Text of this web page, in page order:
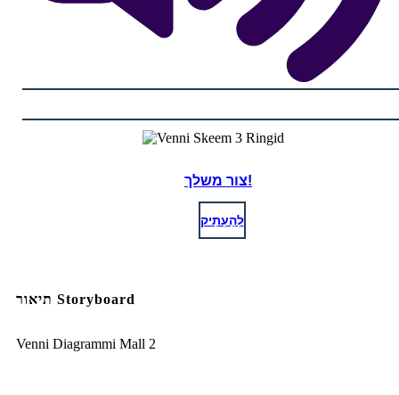
צור משלך!
לְהַעְתִיק
תיאור Storyboard
Venni Diagrammi Mall 2